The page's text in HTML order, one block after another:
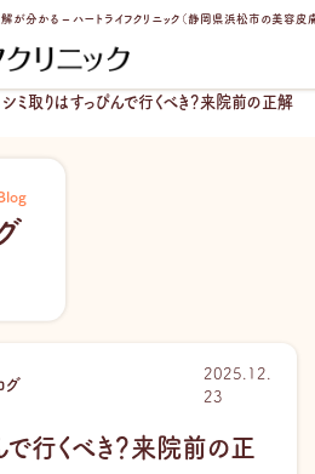
が分かる – ハートライフクリニック（静岡県浜松市の美容皮
シミ取りはすっぴんで行くべき？来院前の正解
グ
2025.12.
23
で行くべき？来院前の正